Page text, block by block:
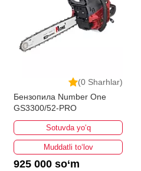
(0 Sharhlar)
Бензопила Number One
GS3300/52-PRO
Sotuvda yo‘q
Muddatli to‘lov
925 000 so‘m